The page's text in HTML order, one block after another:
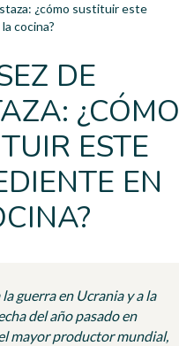
¿cómo sustituir este
cocina?
DE
¿CÓMO
ESTE
EN
guerra en Ucrania y a la
del año pasado en
mayor productor mundial,